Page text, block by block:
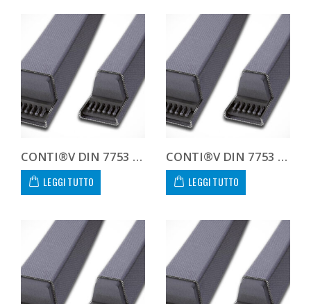
CONTI®V DIN 7753 8V2240 8V 2240
LEGGI TUTTO
CONTI®V DIN 7753 8V2360 8V 2360
LEGGI TUTTO